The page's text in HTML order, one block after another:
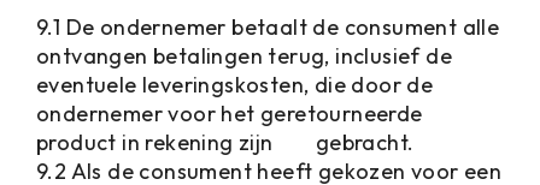
9.1 De ondernemer betaalt de consument alle
ontvangen betalingen terug, inclusief de
eventuele leveringskosten, die door de
ondernemer voor het geretourneerde
product in rekening zijn gebracht.
9.2 Als de consument heeft gekozen voor een